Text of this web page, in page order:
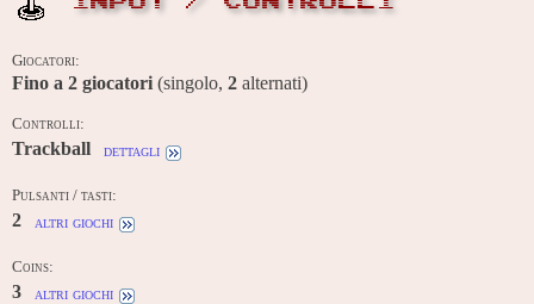
Giocatori:
Fino a 2 giocatori (singolo, 2 alternati)
Controlli:
Trackball dettagli
Pulsanti / tasti:
2 altri giochi
Coins:
3 altri giochi